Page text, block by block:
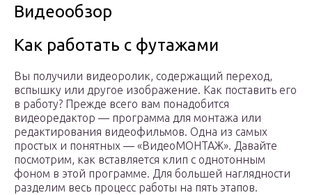
Видеообзор
Как работать с футажами
Вы получили видеоролик, содержащий переход,
вспышку или другое изображение. Как поставить его
в работу? Прежде всего вам понадобится
видеоредактор — программа для монтажа или
редактирования видеофильмов. Одна из самых
простых и понятных — «ВидеоМОНТАЖ». Давайте
посмотрим, как вставляется клип с однотонным
фоном в этой программе. Для большей наглядности
разделим весь процесс работы на пять этапов.